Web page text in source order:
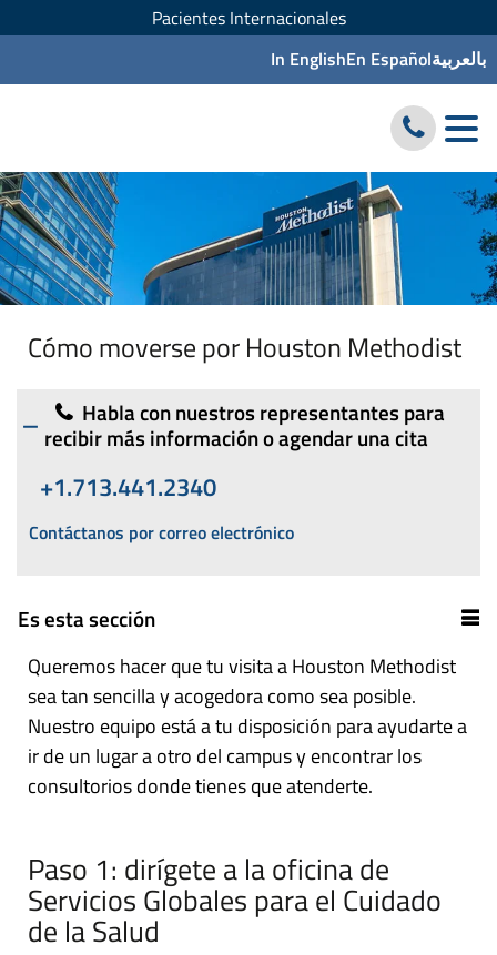
Pacientes Internacionales
In EnglishEn Españolبالعربية
Cómo moverse por Houston Methodist
Habla con nuestros representantes para
recibir más información o agendar una cita
+1.713.441.2340
Contáctanos por correo electrónico
Es esta sección
Queremos hacer que tu visita a Houston Methodist
sea tan sencilla y acogedora como sea posible.
Nuestro equipo está a tu disposición para ayudarte a
ir de un lugar a otro del campus y encontrar los
consultorios donde tienes que atenderte.
Paso 1: dirígete a la oficina de
Servicios Globales para el Cuidado
de la Salud